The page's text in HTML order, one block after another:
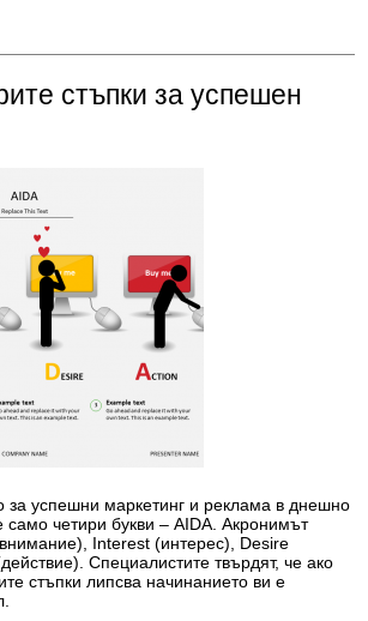
стъпки за успешен
за успешни маркетинг и реклама в днешно
само четири букви – AIDA. Акронимът
Interest (интерес), Desire
Специалистите твърдят, че ако
стъпки липсва начинанието ви е